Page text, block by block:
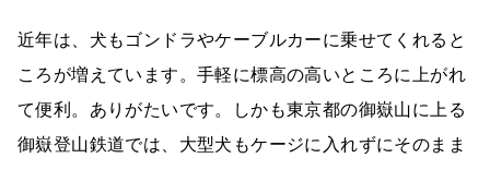
近年は、犬もゴンドラやケーブルカーに乗せてくれると
ころが増えています。手軽に標高の高いところに上がれ
て便利。ありがたいです。しかも東京都の御嶽山に上る
御嶽登山鉄道では、大型犬もケージに入れずにそのまま